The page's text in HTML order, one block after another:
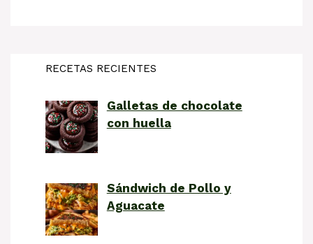
RECETAS RECIENTES
Galletas de chocolate
con huella
Sándwich de Pollo y
Aguacate